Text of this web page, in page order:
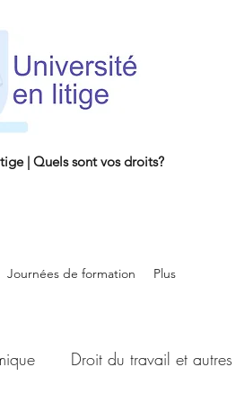
| Quels sont vos droits?
Journées de formation Plus
Droit du travail et autres